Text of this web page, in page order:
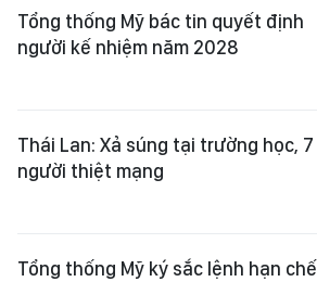
Tổng thống Mỹ bác tin quyết định
người kế nhiệm năm 2028
Thái Lan: Xả súng tại trường học, 7
người thiệt mạng
Tổng thống Mỹ ký sắc lệnh hạn chế